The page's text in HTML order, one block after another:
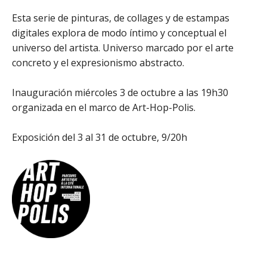
Esta serie de pinturas, de collages y de estampas
digitales explora de modo íntimo y conceptual el
universo del artista. Universo marcado por el arte
concreto y el expresionismo abstracto.
Inauguración miércoles 3 de octubre a las 19h30
organizada en el marco de Art-Hop-Polis.
Exposición del 3 al 31 de octubre, 9/20h